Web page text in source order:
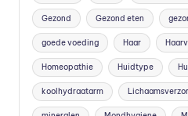
Gezond Gezond eten
goede voeding Haar
Homeopathie Huidtype
koolhydraatarm